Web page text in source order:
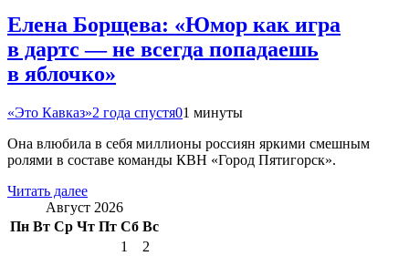
Елена Борщева: «Юмор как игра
в дартс — не всегда попадаешь
в яблочко»
«Это Кавказ»2 года спустя01 минуты
Она влюбила в себя миллионы россиян яркими смешным
ролями в составе команды КВН «Город Пятигорск».
Читать далее
Август 2026
Пн Вт Ср Чт Пт Сб Вс
1
2